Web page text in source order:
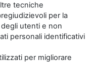
tecniche
per la
utenti e non
personali identificativi
per migliorare